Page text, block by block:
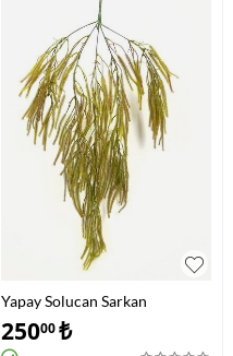
Yapay Solucan Sarkan
Sarmaşık
25000₺